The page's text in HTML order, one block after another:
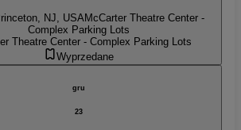
NJ, USA McCarter Theatre Center -
Complex Parking Lots
Theatre Center - Complex Parking Lots
Wyprzedane
gru
23